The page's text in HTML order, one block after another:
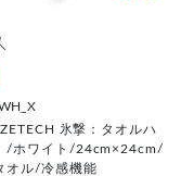
氷撃：タオルハ
/ホワイト/24cm×24cm/
オル/冷感機能